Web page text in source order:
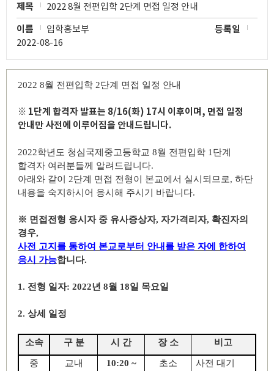
제목
2022 8월 전편입학 2단계 면접 일정 안내
이름
입학홍보부
등록일
2022-08-16
2022 8월 전편입학 2단계 면접 일정 안내
※ 1단계 합격자 발표는 8/16(화) 17시 이후이며, 면접 일정
안내만 사전에 이루어짐을 안내드립니다.
2022학년도 청심국제중고등학교 8월 전편입학 1 단계
합격자 여러분들께 알려드립니다.
아래와 같이 2단계 면접 전형이 본교에서 실시되므로, 하단
내용을 숙지하시어 응시해 주시기 바랍니다.
※ 면접전형 응시자 중 유사증상자, 자가격리자, 확진자의
경우,
사전 고지를 통하여 본교로부터 안내를 받은 자에 한하여
응시 가능합니다.
1. 전형 일자: 2022년 8월 18일 목요일
2. 상세 일정
소속 구 분 시 간 장 소 비고
중
교내
10:20 ~
초소
사전 대기